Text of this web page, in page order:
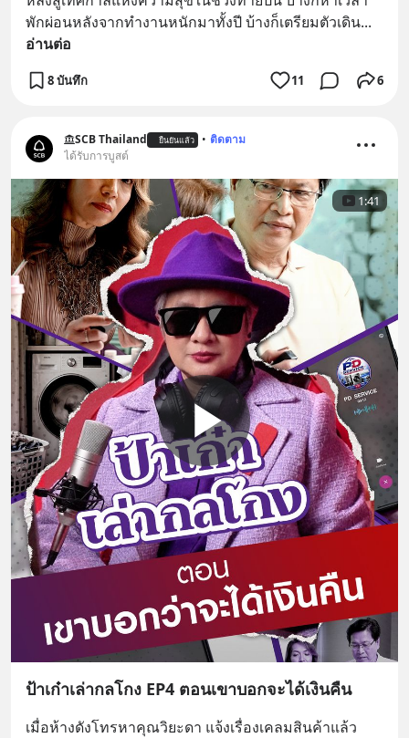
พักผ่อนหลังจากทำงานหนักมาทั้งปี บ้างก็เตรียมตัวเดิน
อ่านต่อ
8 บันทึก 11 6
SCB Thailand ยืนยันแล้ว • ติดตาม
ได้รับการบูสต์
1:41
ป้าเก๋าเล่ากลโกง EP4 ตอนเขาบอกจะได้เงินคืน
เมื่อห้างดังโทรหาคุณวิยะดา แจ้งเรื่องเคลมสินค้าแล้ว